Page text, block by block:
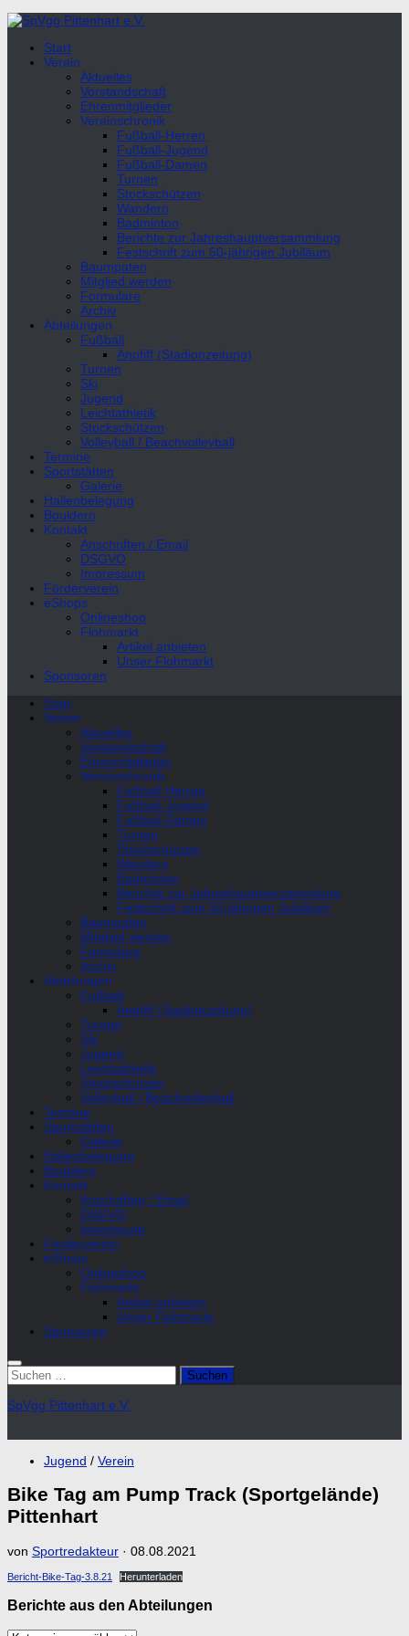
Unter
Inhalt
Start
Verein
Aktuelles
Vorstandschaft
Ehrenmitglieder
Vereinschronik
Fußball-Herren
Fußball-Jugend
Fußball-Damen
Turnen
Stockschützen
Wandern
Badminton
Berichte zur Jahreshauptversammlung
Festschrift zum 50-jährigen Jubiläum
Baumpaten
Mitglied werden
Formulare
Archiv
Abteilungen
Fußball
Anpfiff (Stadionzeitung)
Turnen
Ski
Jugend
Leichtathletik
Stockschützen
Volleyball / Beachvolleyball
Termine
Sportstätten
Galerie
Hallenbelegung
Bouldern
Kontakt
Anschriften / Email
DSGVO
Impressum
Förderverein
eShops
Onlineshop
Flohmarkt
Artikel anbieten
Unser Flohmarkt
Sponsoren
Start
Verein
Aktuelles
Vorstandschaft
Ehrenmitglieder
Vereinschronik
Fußball-Herren
Fußball-Jugend
Fußball-Damen
Turnen
Stockschützen
Wandern
Badminton
Berichte zur Jahreshauptversammlung
Festschrift zum 50-jährigen Jubiläum
Baumpaten
Mitglied werden
Formulare
Archiv
Abteilungen
Fußball
Anpfiff (Stadionzeitung)
Turnen
Ski
Jugend
Leichtathletik
Stockschützen
Volleyball / Beachvolleyball
Termine
Sportstätten
Galerie
Hallenbelegung
Bouldern
Kontakt
Anschriften / Email
DSGVO
Impressum
Förderverein
eShops
Onlineshop
Flohmarkt
Artikel anbieten
Unser Flohmarkt
Sponsoren
Suchen
nach:
SpVgg Pittenhart e.V.
Jugend / Verein
Bike Tag am Pump Track (Sportgelände)
Pittenhart
von Sportredakteur · 08.08.2021
Bericht-Bike-Tag-3.8.21 Herunterladen
Berichte aus den Abteilungen